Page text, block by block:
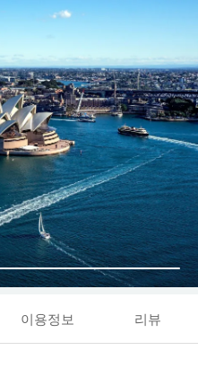
이용정보 리뷰